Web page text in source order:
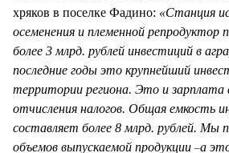
хряков в поселке Фадино: «Станция
осеменения и племенной репродуктор
более 3 млрд. рублей инвестиций в
последние годы это крупнейший
территории региона. Это и
отчисления налогов. Общая емкость
составляет более 8 млрд. рублей. Мы
объемов выпускаемой продукции –а